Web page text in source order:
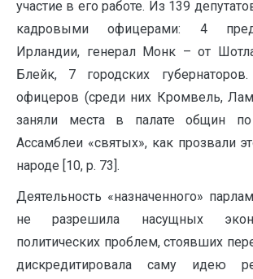
участие в его работе. Из 139
кадровыми офицерами: 4
Ирландии, генерал Монк – от
Блейк, 7 городских
офицеров (среди них Кромвель,
заняли места в палате общин
Ассамблеи «святых», как прозвали
народе [10, p. 73].
Деятельность «назначенного»
не разрешила насущных
политических проблем, стоявших
дискредитировала саму идею